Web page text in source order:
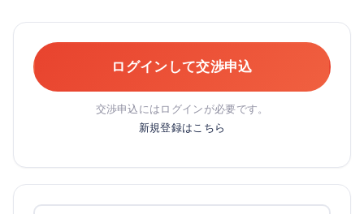
ログインして交渉申込
交渉申込にはログインが必要です。
新規登録はこちら